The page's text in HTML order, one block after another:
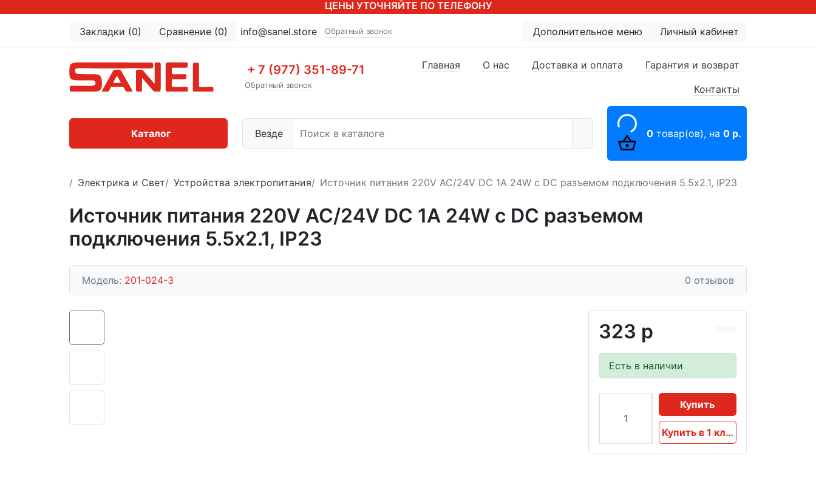
ЦЕНЫ УТОЧНЯЙТЕ ПО ТЕЛЕФОНУ
Закладки (0) Сравнение (0) info@sanel.store Обратный звонок Дополнительное меню Личный кабинет
+ 7 (977) 351-89-71
Обратный звонок
Везде
Главная О нас Доставка и оплата
Гарантия и возврат
Контакты
0 товар(ов), на 0 р.
Каталог
Электрика и Свет Устройства электропитания Источник питания 220V AC/24V DC 1А 24W с DC разъемом подключения 5.5х2.1, IP23
Источник питания 220V AC/24V DC 1А 24W с DC разъемом
подключения 5.5х2.1, IP23
Модель: 201-024-3 0 отзывов
323 р
Есть в наличии
Купить
Купить в 1 клик